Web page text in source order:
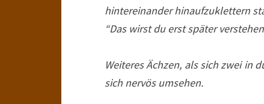
hintereinander hinaufzuklettern
“Das wirst du erst später
Weiteres Ächzen, als sich zwei in
sich nervös umsehen.